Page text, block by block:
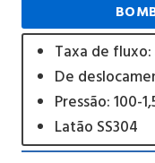
Taxa de fluxo:
De
Pressão: 100-
Latão SS304